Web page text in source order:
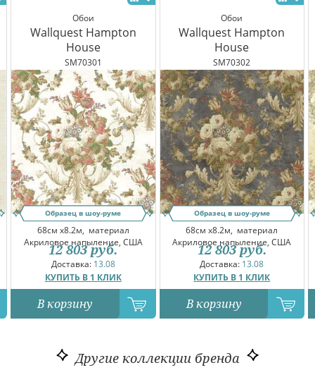
Обои
Wallquest Hampton
House
SM70301
Образец в шоу-руме
68см x8.2м, материал
Акриловое напыление, США
Доставка: 13.08
КУПИТЬ В 1 КЛИК
12 803 руб.
В корзину
Обои
Wallquest Hampton
House
SM70302
Образец в шоу-руме
68см x8.2м, материал
Акриловое напыление, США
Доставка: 13.08
КУПИТЬ В 1 КЛИК
12 803 руб.
В корзину
Другие коллекции бренда